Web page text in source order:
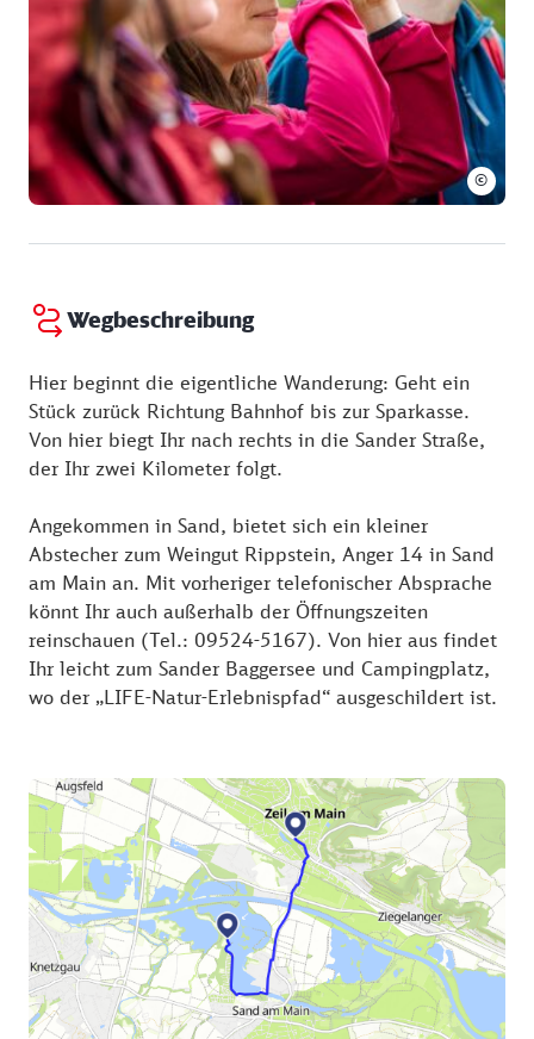
©
Wegbeschreibung
Hier beginnt die eigentliche Wanderung: Geht ein
Stück zurück Richtung Bahnhof bis zur Sparkasse.
Von hier biegt Ihr nach rechts in die Sander Straße,
der Ihr zwei Kilometer folgt.
Angekommen in Sand, bietet sich ein kleiner
Abstecher zum Weingut Rippstein, Anger 14 in Sand
am Main an. Mit vorheriger telefonischer Absprache
könnt Ihr auch außerhalb der Öffnungszeiten
reinschauen (Tel.: 09524-5167). Von hier aus findet
Ihr leicht zum Sander Baggersee und Campingplatz,
wo der „LIFE-Natur-Erlebnispfad“ ausgeschildert ist.